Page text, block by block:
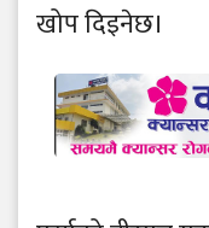
खोप दिइनेछ।